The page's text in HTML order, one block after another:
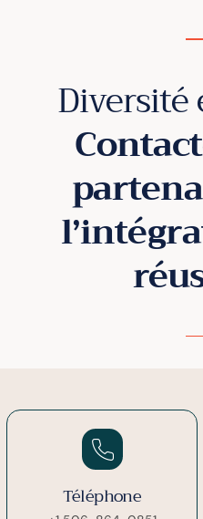
Diversité
Téléphone